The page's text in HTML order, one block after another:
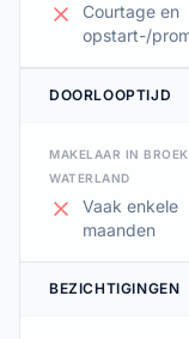
Courtage en
opstart-/
DOORLOOPTIJD
MAKELAAR IN
WATERLAND
Vaak enkele
maanden
BEZICHTIGINGEN